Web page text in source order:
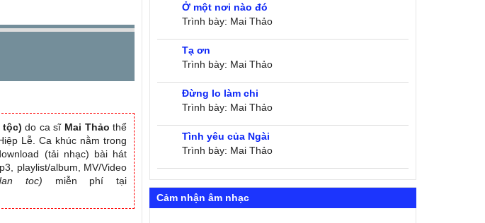
tộc) do ca sĩ Mai Thảo thể
Lễ. Ca khúc nằm trong
(tải nhạc) bài hát
playlist/album, MV/Video
toc) miễn phí tại
Ở một nơi nào đó
Trình bày: Mai Thảo
Tạ ơn
Trình bày: Mai Thảo
Đừng lo làm chi
Trình bày: Mai Thảo
Tình yêu của Ngài
Trình bày: Mai Thảo
Cảm nhận âm nhạc